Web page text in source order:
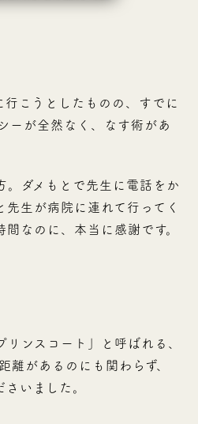
行こうとしたものの、すでに
ーが全然なく、なす術があ
。ダメもとで先生に電話をか
先生が病院に連れて行ってく
なのに、本当に感謝です。
ンスコート」と呼ばれる、
離があるのにも関わらず、
いました。